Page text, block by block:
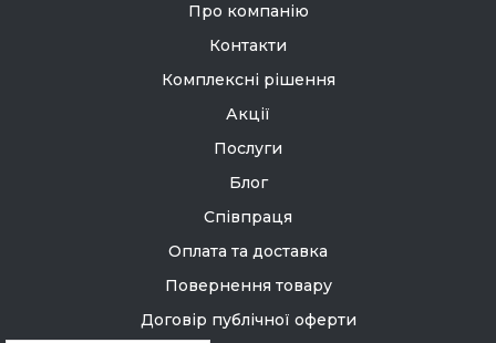
Про компанію
Контакти
Комплексні рішення
Акції
Послуги
Блог
Співпраця
Оплата та доставка
Повернення товару
Договір публічної оферти